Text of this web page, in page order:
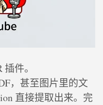
件。
，甚至图片里的文
直接提取出来。完